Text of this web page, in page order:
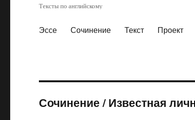
Тексты по английскому
Эссе Сочинение Текст Проект
Сочинение/Известная